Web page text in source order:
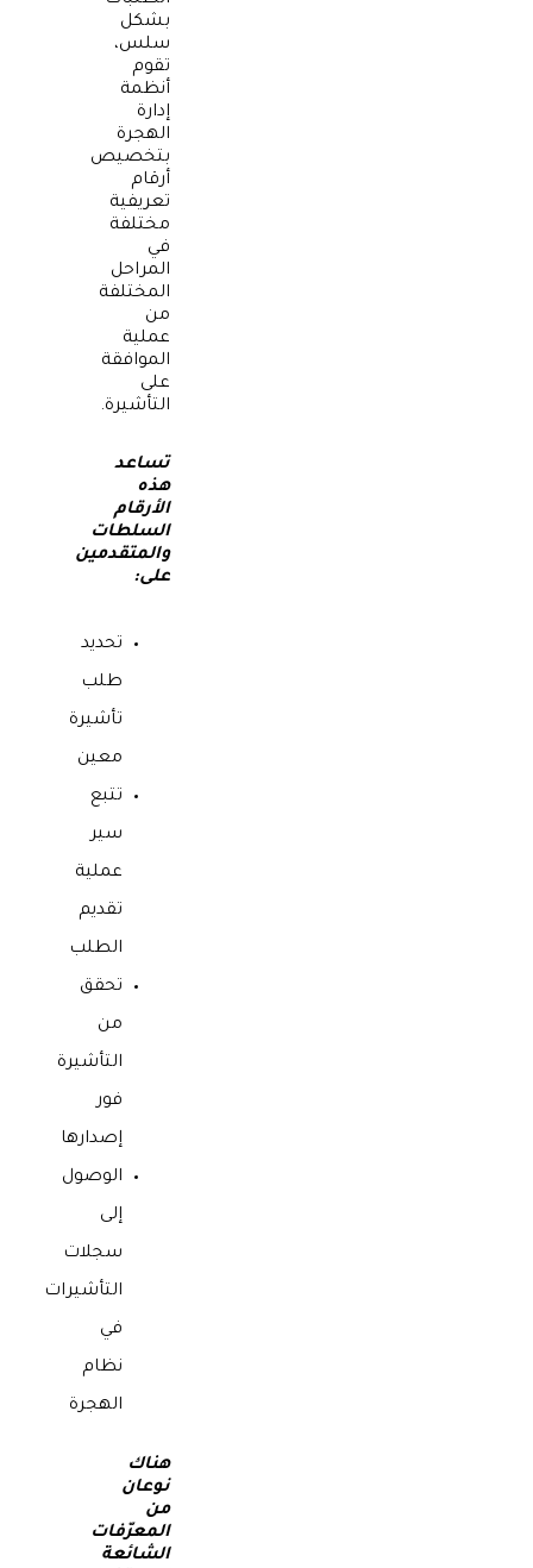
بشكل
سلس،
تقوم
أنظمة
إدارة
الهجرة
بتخصيص
أرقام
تعريفية
مختلفة
في
المراحل
المختلفة
من
عملية
الموافقة
على
التأشيرة.
تساعد
هذه
الأرقام
السلطات
والمتقدمين
على:
تحديد
طلب
تأشيرة
معين
تتبع
سير
عملية
تقديم
الطلب
تحقق
من
التأشيرة
فور
إصدارها
الوصول
إلى
سجلات
التأشيرات
في
نظام
الهجرة
هناك
نوعان
من
المعرّفات
الشائعة